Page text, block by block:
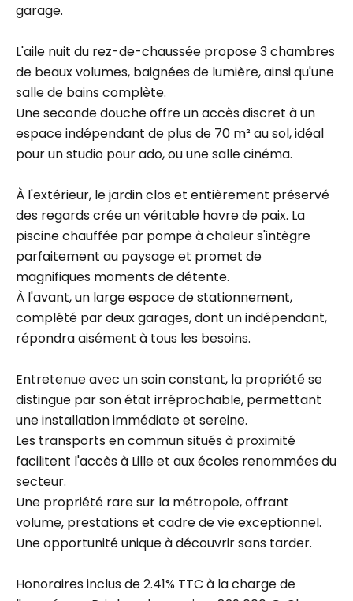
garage.
L'aile nuit du rez-de-chaussée propose 3 chambres
de beaux volumes, baignées de lumière, ainsi qu'une
salle de bains complète.
Une seconde douche offre un accès discret à un
espace indépendant de plus de 70 m² au sol, idéal
pour un studio pour ado, ou une salle cinéma.
À l'extérieur, le jardin clos et entièrement préservé
des regards crée un véritable havre de paix. La
piscine chauffée par pompe à chaleur s'intègre
parfaitement au paysage et promet de
magnifiques moments de détente.
À l'avant, un large espace de stationnement,
complété par deux garages, dont un indépendant,
répondra aisément à tous les besoins.
Entretenue avec un soin constant, la propriété se
distingue par son état irréprochable, permettant
une installation immédiate et sereine.
Les transports en commun situés à proximité
facilitent l'accès à Lille et aux écoles renommées du
secteur.
Une propriété rare sur la métropole, offrant
volume, prestations et cadre de vie exceptionnel.
Une opportunité unique à découvrir sans tarder.
Honoraires inclus de 2.41% TTC à la charge de